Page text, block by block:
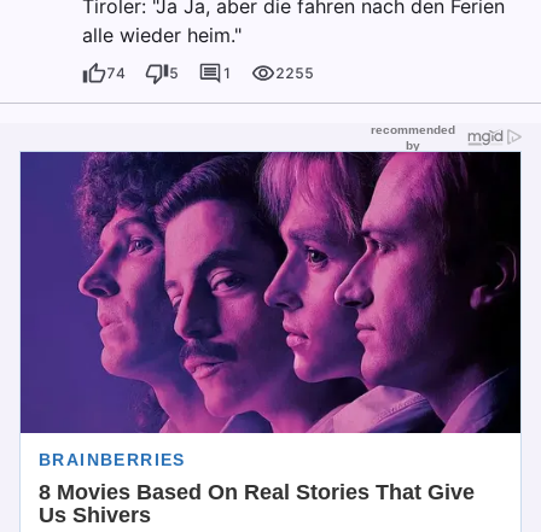
Tiroler: "Ja Ja, aber die fahren nach den Ferien
alle wieder heim."
74 5 1 2255